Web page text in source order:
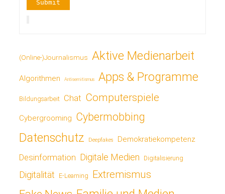
(Online-)Journalismus Aktive Medienarbeit
Algorithmen Antisemitismus Apps & Programme
Bildungsarbeit Chat Computerspiele
Cybergrooming Cybermobbing
Datenschutz Deepfakes Demokratiekompetenz
Desinformation Digitale Medien Digitalisierung
Digitalität E-Learning Extremismus